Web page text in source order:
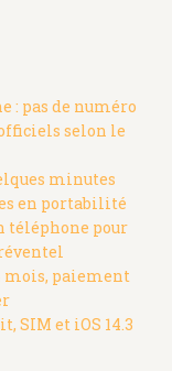
: pas de numéro
selon le
minutes
en portabilité
téléphone pour
mois, paiement
SIM et iOS 14.3